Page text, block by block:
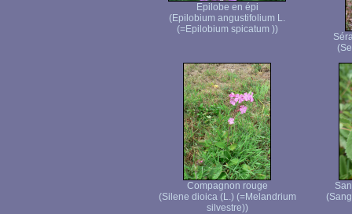
Epilobe en épi
(Epilobium angustifolium L.
(=Epilobium spicatum ))
Compagnon rouge
(Silene dioica (L.) (=Melandrium
silvestre))